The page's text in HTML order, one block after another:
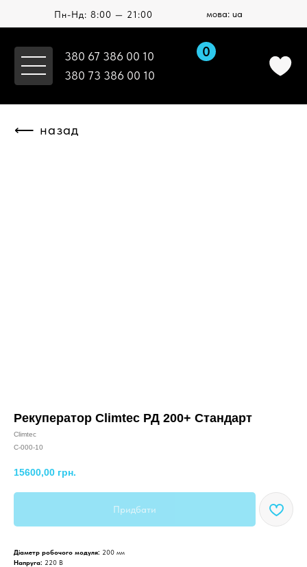
Пн-Нд: 8:00 — 21:00 мова: ua
380 73 386 00 10
Рекуператор Climtec РД 200+ Стандарт
Climtec
C-000-10
15600,00 грн.
Придбати
Діаметр робочого модуля: 200 мм
Напруга: 220 В